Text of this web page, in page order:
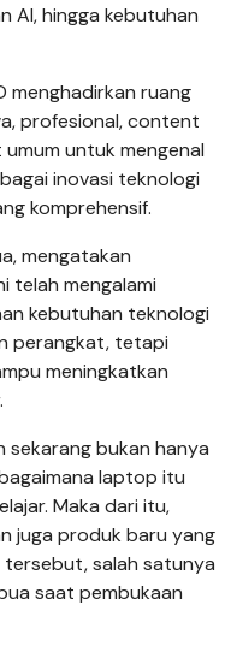
AI, hingga kebutuhan
menghadirkan ruang
profesional, content
untuk mengenal
inovasi teknologi
komprehensif.
mengatakan
telah mengalami
kebutuhan teknologi
perangkat, tetapi
meningkatkan
sekarang bukan hanya
laptop itu
Maka dari itu,
juga produk baru yang
salah satunya
saat pembukaan